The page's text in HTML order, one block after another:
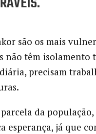
são os mais
não têm
precisam
parcela da
esperança, já que